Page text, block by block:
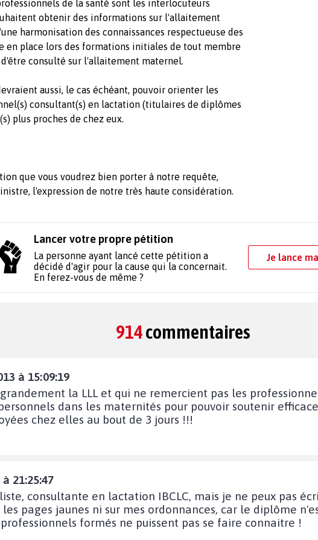
de la santé sont les interlocuteurs
obtenir des informations sur l'allaitement
harmonisation des connaissances respectueuse des
en place lors des formations initiales de tout membre
consulté sur l'allaitement maternel.
aussi, le cas échéant, pouvoir orienter les
consultant(s) en lactation (titulaires de diplômes
plus proches de chez eux.
que vous voudrez bien porter à notre requête,
l'expression de notre très haute considération.
Lancer votre propre pétition
La personne ayant lancé cette pétition a
décidé d'agir pour la cause qui la concernait.
En ferez-vous de même ?
Je lance
914commentaires
à 15:09:19
la LLL et qui ne remercient pas les
dans les maternités pour pouvoir soutenir
chez elles au bout de 3 jours !!!
21:25:47
consultante en lactation IBCLC, mais je ne peux pas
pages jaunes ni sur mes ordonnances, car le diplôme
formés ne puissent pas se faire connaitre !